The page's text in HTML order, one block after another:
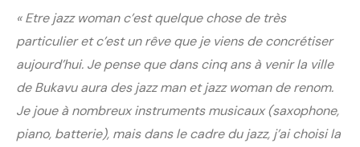
« Etre jazz woman c’est quelque chose de très
particulier et c’est un rêve que je viens de concrétiser
aujourd’hui. Je pense que dans cinq ans à venir la ville
de Bukavu aura des jazz man et jazz woman de renom.
Je joue à nombreux instruments musicaux (saxophone,
piano, batterie), mais dans le cadre du jazz, j’ai choisi la